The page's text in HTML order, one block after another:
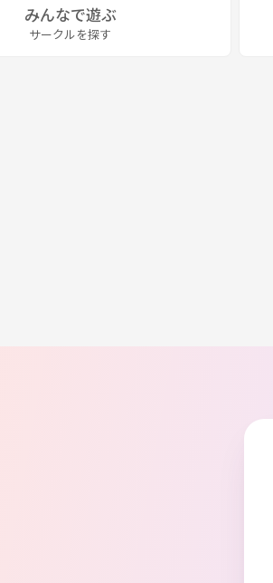
みんなで遊ぶ
サークルを探す